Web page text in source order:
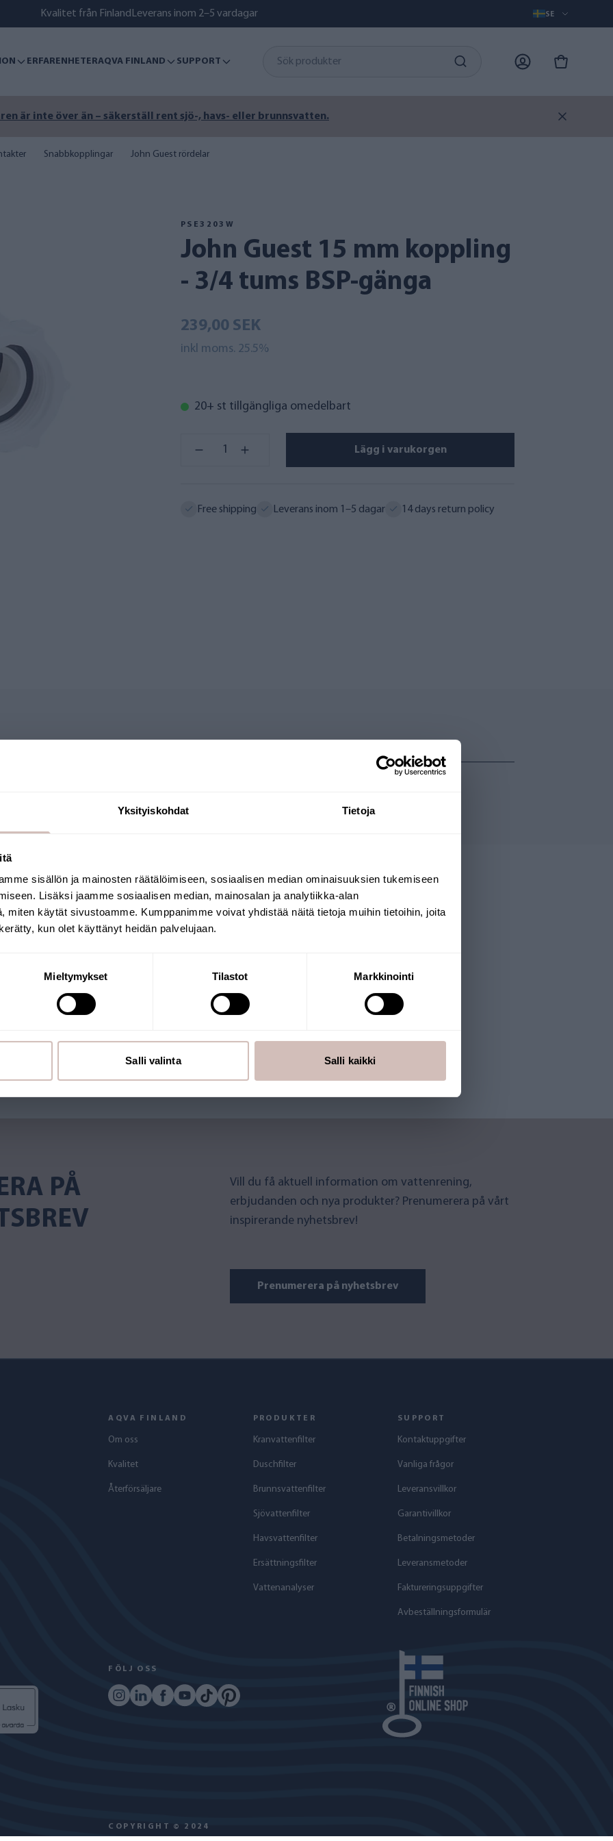
Yksityiskohdat Tietoja
sisällön ja mainosten räätälöimiseen, sosiaalisen median ominaisuuksien tukemiseen
Lisäksi jaamme sosiaalisen median, mainosalan ja analytiikka-alan
miten käytät sivustoamme. Kumppanimme voivat yhdistää näitä tietoja muihin tietoihin, joita
kun olet käyttänyt heidän palvelujaan.
Mieltymykset Tilastot Markkinointi
Salli valinta Salli kaikki
Kvalitet från Finland Leverans inom 2–5 vardagar SE
ERFARENHETERAQVA FINLAND SUPPORT
är inte över än – säkerställ rent sjö-, havs- eller brunnsvatten.
Snabbkopplingar John Guest rördelar
PSE3203W
John Guest 15 mm koppling
- 3/4 tums BSP-gänga
239,00 SEK
inkl moms. 25.5%
20+ st tillgängliga omedelbart
Lägg i varukorgen
Free shipping Leverans inom 1–5 dagar 14 days return policy
drivs av ett finländskt
av våra produkter har
PÅ
Vill du få aktuell information om vattenrening,
erbjudanden och nya produkter? Prenumerera på vårt
inspirerande nyhetsbrev!
Prenumerera på nyhetsbrev
AQVA FINLAND
Om oss
Kvalitet
Återförsäljare
PRODUKTER
Kranvattenfilter
Duschfilter
Brunnsvattenfilter
Sjövattenfilter
Havs­vattenfilter
Ersättningsfilter
Vattenanalyser
SUPPORT
Kontaktuppgifter
Vanliga frågor
Leveransvillkor
Garantivillkor
Betalningsmetoder
Leveransmetoder
Faktureringsuppgifter
Avbeställningsformulär
FÖLJ OSS
COPYRIGHT © 2024
Välj leveransland och språk för att fortsätta
Leveransland